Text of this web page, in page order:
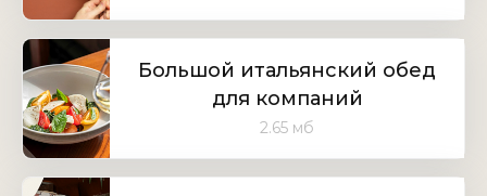
Большой итальянский обед
для компаний
2.65 мб